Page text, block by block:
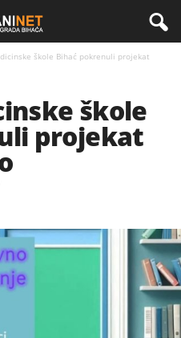
škole Bihać pokrenuli projekat
škole
projekat